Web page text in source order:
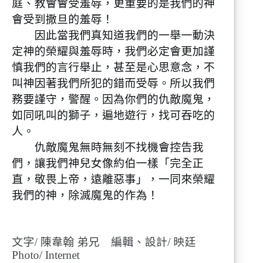
庭、教會會受羞辱，更重要的是我們的神
會受到撒旦的羞辱！
因此當我們真知道我們的一舉一動決
定神的榮耀與羞辱時，我們必定會更加謹
慎我們的言行舉止，甚至是心思意念，不
叫神因著我們所犯的錯而受辱。所以我們
務要謹守，警醒。因為你們的仇敵魔鬼，
如同吼叫的獅子，遍地遊行，找可吞吃的
人。
仇敵魔鬼無時無刻不找機會控告我
們，讓我們神兒女像約伯一樣「完全正
直，敬畏上帝，遠離惡事」，一同來榮耀
我們的神，除滅魔鬼的作為！
文字/ 陳韋翰 弟兄 編輯、設計/ 映廷
Photo/ Internet